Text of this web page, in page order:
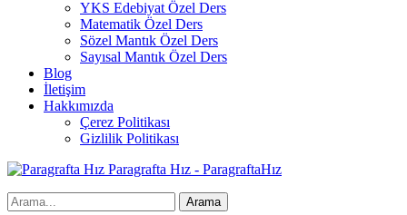
YKS Edebiyat Özel Ders
Matematik Özel Ders
Sözel Mantık Özel Ders
Sayısal Mantık Özel Ders
Blog
İletişim
Hakkımızda
Çerez Politikası
Gizlilik Politikası
Paragrafta Hız - ParagraftaHız